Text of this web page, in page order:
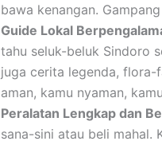
bawa kenangan.
Guide Lokal
tahu seluk-beluk Sindoro
juga cerita legenda, flora-
aman, kamu nyaman,
Peralatan Lengkap dan
sana-sini atau beli mahal.